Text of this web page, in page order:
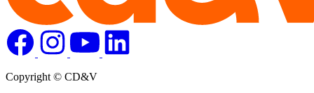
Copyright © CD&V